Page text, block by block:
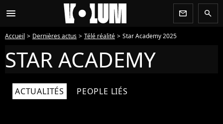
menu newsletter search
Accueil Dernières actus Télé réalité Star Academy 2025
STAR ACADEMY
ACTUALITÉS PEOPLE LIÉS